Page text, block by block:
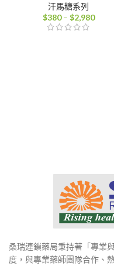
汗馬糖系列
$380 – $2,980價
桑瑞連鎖藥局秉持著「專業
度，與專業藥師團隊合作、